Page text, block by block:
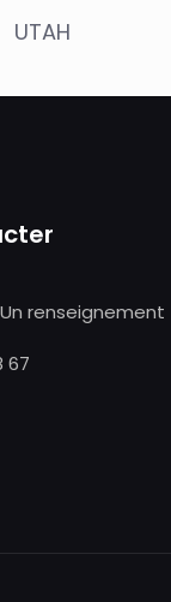
UTAH
renseignement
67